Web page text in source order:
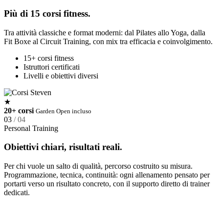
Più di 15 corsi fitness.
Tra attività classiche e format moderni: dal Pilates allo Yoga, dalla
Fit Boxe al Circuit Training, con mix tra efficacia e coinvolgimento.
15+ corsi fitness
Istruttori certificati
Livelli e obiettivi diversi
★
20+ corsi Garden Open incluso
03 / 04
Personal Training
Obiettivi chiari, risultati reali.
Per chi vuole un salto di qualità, percorso costruito su misura.
Programmazione, tecnica, continuità: ogni allenamento pensato per
portarti verso un risultato concreto, con il supporto diretto di trainer
dedicati.